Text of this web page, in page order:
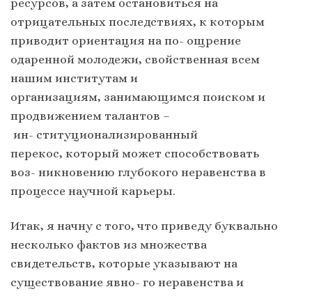
ресурсов, а затем остановиться на
отрицательных последствиях, к которым
приводит ориентация на по- ощрение
одаренной молодежи, свойственная всем
нашим институтам и
организациям, занимающимся поиском и
продвижением талантов –
ин- ституционализированный
перекос, который может способствовать
воз- никновению глубокого неравенства в
процессе научной карьеры.
Итак, я начну с того, что приведу буквально
несколько фактов из множества
свидетельств, которые указывают на
существование явно- го неравенства и